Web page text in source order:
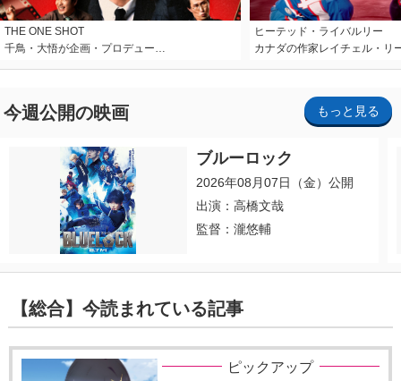
THE ONE SHOT
千鳥・大悟が企画・プロデュー…
ヒーテッド・ライバルリー
カナダの作家レイチェル・リ
今週公開の映画 もっと見る
ブルーロック
2026年08月07日（金）公開
出演：高橋文哉
監督：瀧悠輔
【総合】今読まれている記事
ピックアップ